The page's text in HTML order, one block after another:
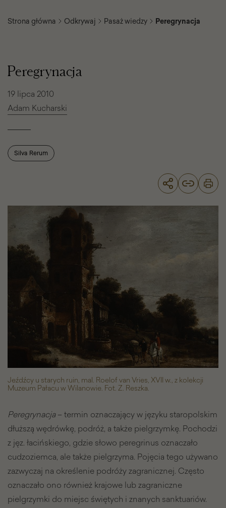
Strona główna Odkrywaj Pasaż wiedzy Peregrynacja
Peregrynacja
19 lipca 2010
Adam Kucharski
Silva Rerum
Peregrynacja
Galeria
zdjęć
Jeźdźcy u starych ruin, mal. Roelof van Vries, XVII w., z kolekcji
Muzeum Pałacu w Wilanowie. Fot. Z. Reszka.
Peregrynacja– termin oznaczający w języku staropolskim
dłuższą wędrówkę, podróż, a także pielgrzymkę. Pochodzi
z jęz. łacińskiego, gdzie słowo peregrinus oznaczało
cudzoziemca, ale także pielgrzyma. Pojęcia tego używano
zazwyczaj na określenie podróży zagranicznej. Często
oznaczało ono również krajowe lub zagraniczne
pielgrzymki do miejsc świętych i znanych sanktuariów.